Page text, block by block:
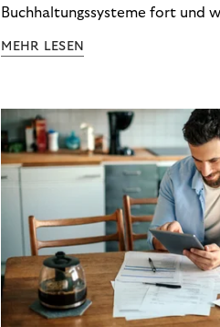
Buchhaltungssysteme fort und
im D2C-Bereich.
MEHR LESEN